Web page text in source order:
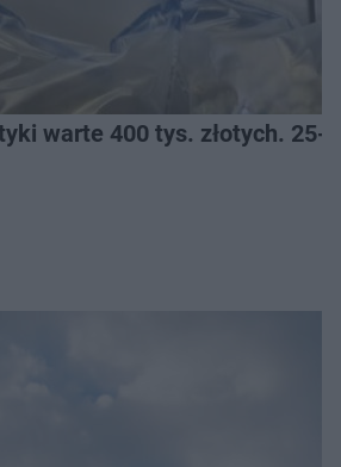
warte 400 tys. złotych.